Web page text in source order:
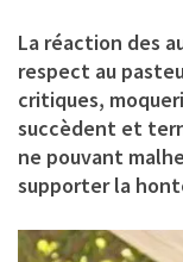
La réaction des
respect au
critiques,
succèdent et
ne pouvant
supporter la